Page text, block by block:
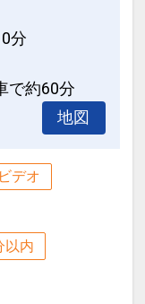
分
で約60分
地図
デオ
以内